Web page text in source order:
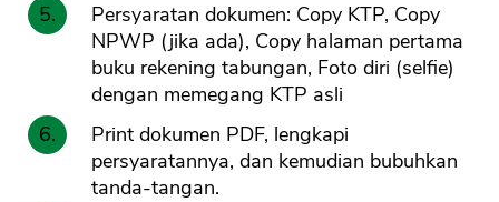
Persyaratan dokumen: Copy KTP, Copy
NPWP (jika ada), Copy halaman pertama
buku rekening tabungan, Foto diri (selfie)
dengan memegang KTP asli
Print dokumen PDF, lengkapi
persyaratannya, dan kemudian bubuhkan
tanda-tangan.